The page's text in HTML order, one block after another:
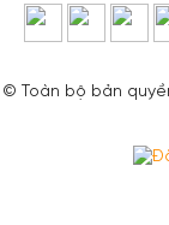
© Toàn bộ bản